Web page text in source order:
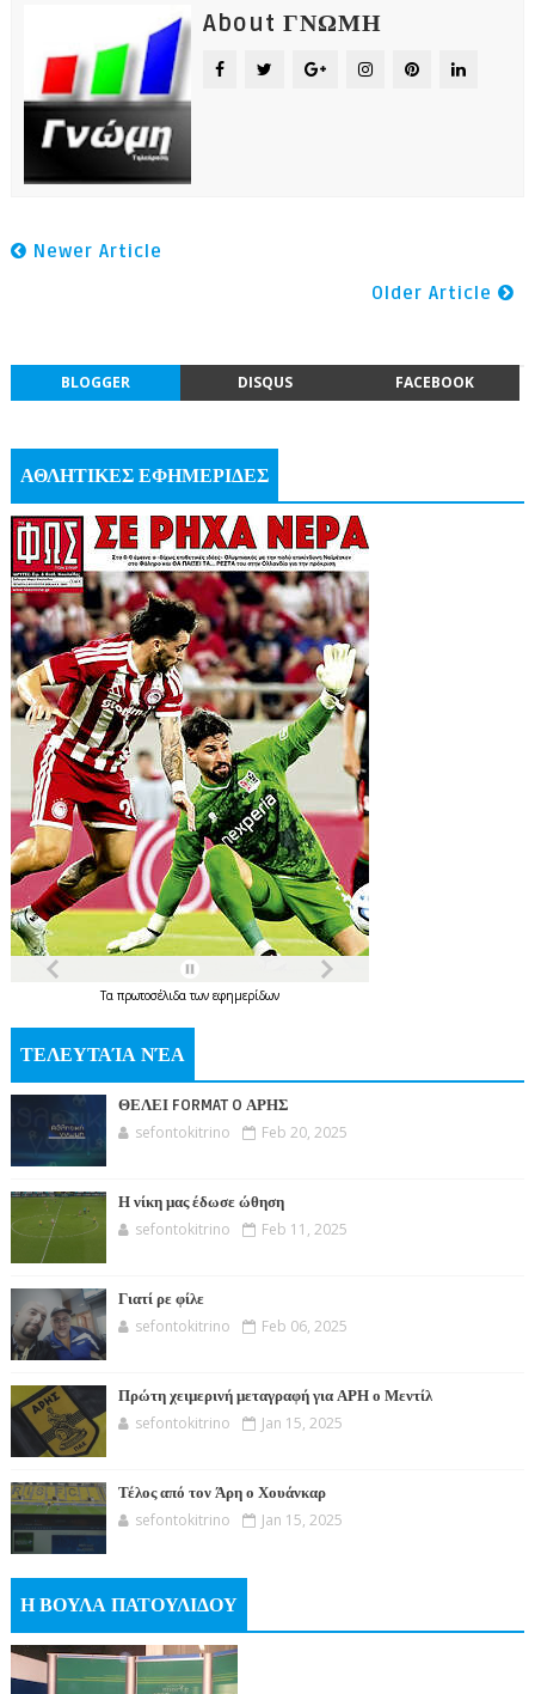
About ΓΝΩΜΗ
Newer Article
Older Article
BLOGGER DISQUS FACEBOOK
ΑΘΛΗΤΙΚΕΣ ΕΦΗΜΕΡΙΔΕΣ
Τα πρωτοσέλιδατων εφημερίδων
ΤΕΛΕΥΤΑΊΑ ΝΈΑ
ΘΕΛΕΙ FORMAT O ΑΡΗΣ
sefontokitrino Feb 20, 2025
Η νίκη μας έδωσε ώθηση
sefontokitrino Feb 11, 2025
Γιατί ρε φίλε
sefontokitrino Feb 06, 2025
Πρώτη χειμερινή μεταγραφή για ΑΡΗ ο Μεντίλ
sefontokitrino Jan 15, 2025
Τέλος από τον Άρη ο Χουάνκαρ
sefontokitrino Jan 15, 2025
Η ΒΟΥΛΑ ΠΑΤΟΥΛΙΔΟΥ